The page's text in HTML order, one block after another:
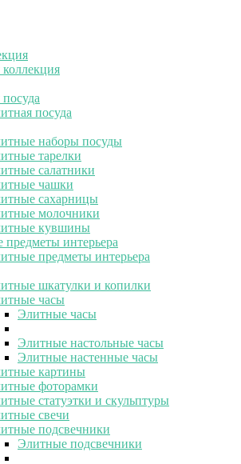
посуда
наборы посуды
тарелки
салатники
чашки
сахарницы
молочники
кувшины
предметы интерьера
предметы интерьера
шкатулки и копилки
часы
Элитные часы
Элитные настольные часы
Элитные настенные часы
картины
фоторамки
статуэтки и скульптуры
свечи
подсвечники
Элитные подсвечники